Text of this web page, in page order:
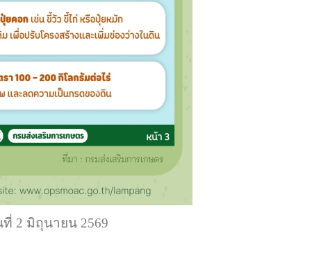
2 มิถุนายน 2569